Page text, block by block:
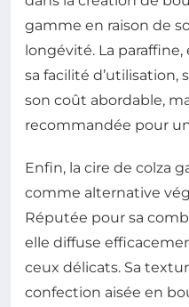
gamme en raison de
longévité. La
sa facilité d’utilisation,
son coût abordable,
recommandée pour
Enfin, la cire de colza
comme alternative
Réputée pour sa
elle diffuse
ceux délicats. Sa
confection aisée en